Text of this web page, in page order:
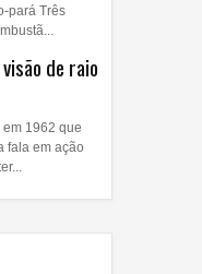
pará Três
de raio
1962 que
fala em ação